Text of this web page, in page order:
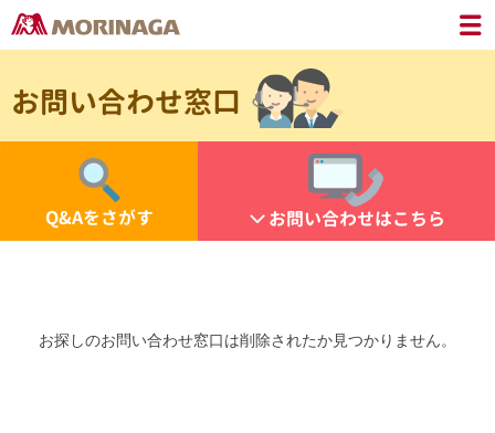
お問い合わせ窓口
Q&Aをさがす お問い合わせはこちら
お探しのお問い合わせ窓口は削除されたか見つかりません。